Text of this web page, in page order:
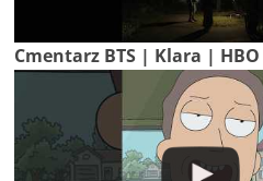
Cmentarz BTS | Klara |